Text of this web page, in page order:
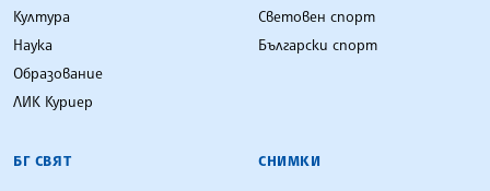
Култура
Наука
Образование
ЛИК Куриер
Световен спорт
Български спорт
БГ СВЯТ СНИМКИ